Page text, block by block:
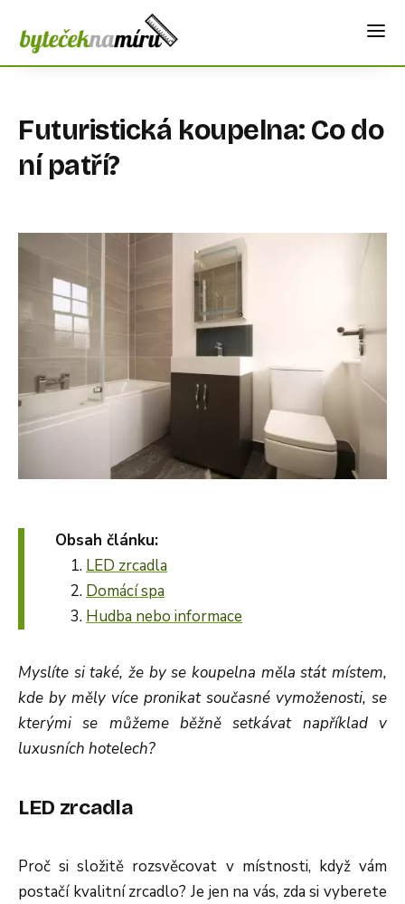
Futuristická koupelna: Co do
ní patří?
Obsah článku:
LED zrcadla
Domácí spa
Hudba nebo informace
Myslíte si také, že by se koupelna měla stát místem,
kde by měly více pronikat současné vymoženosti, se
kterými se můžeme běžně setkávat například v
luxusních hotelech?
LED zrcadla
Proč si složitě rozsvěcovat v místnosti, když vám
postačí kvalitní zrcadlo? Je jen na vás, zda si vyberete